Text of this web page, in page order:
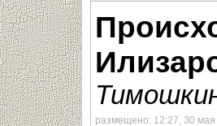
размещено: 12:27, 30